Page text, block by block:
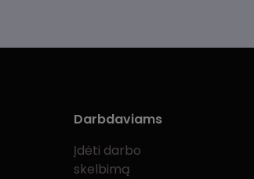
Darbdaviams
Įdėti darbo
skelbimą